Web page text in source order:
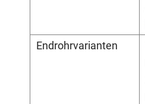
Endrohrvarianten